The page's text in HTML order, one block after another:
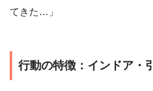
てきた…」
行動の特徴：インドア・